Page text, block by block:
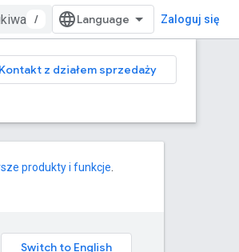
/ Zaloguj się
Kontakt z działem sprzedaży
produkty i funkcje